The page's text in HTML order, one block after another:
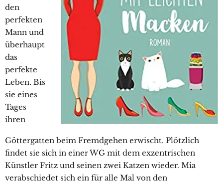
den
perfekten
Mann und
überhaupt
das
perfekte
Leben. Bis
sie eines
Tages
ihren
Göttergatten beim Fremdgehen erwischt. Plötzlich
findet sie sich in einer WG mit dem exzentrischen
Künstler Fritz und seinen zwei Katzen wieder. Mia
verabschiedet sich ein für alle Mal von den